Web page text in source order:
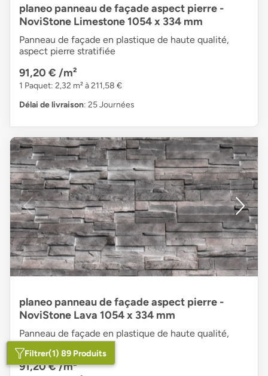
planeo panneau de façade aspect pierre -
NoviStone Limestone 1054 x 334 mm
Panneau de façade en plastique de haute qualité,
aspect pierre stratifiée
91,20 € /m²
1 Paquet: 2,32 m² à 211,58 €
Délai de livraison: 25 Journées
planeo panneau de façade aspect pierre -
NoviStone Lava 1054 x 334 mm
Panneau de façade en plastique de haute qualité,
aspect pierre stratifiée
91,20 €/m²
Filtrer(1) 89 Produits